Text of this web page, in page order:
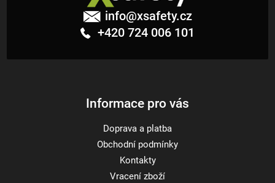
info@xsafety.cz
+420 724 006 101
Informace pro vás
Doprava a platba
Obchodní podmínky
Kontakty
Vracení zboží